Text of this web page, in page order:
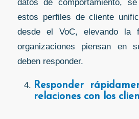
estos perfiles de cliente
desde el VoC, elevando la
organizaciones piensan en
deben responder.
Responder
relaciones con los